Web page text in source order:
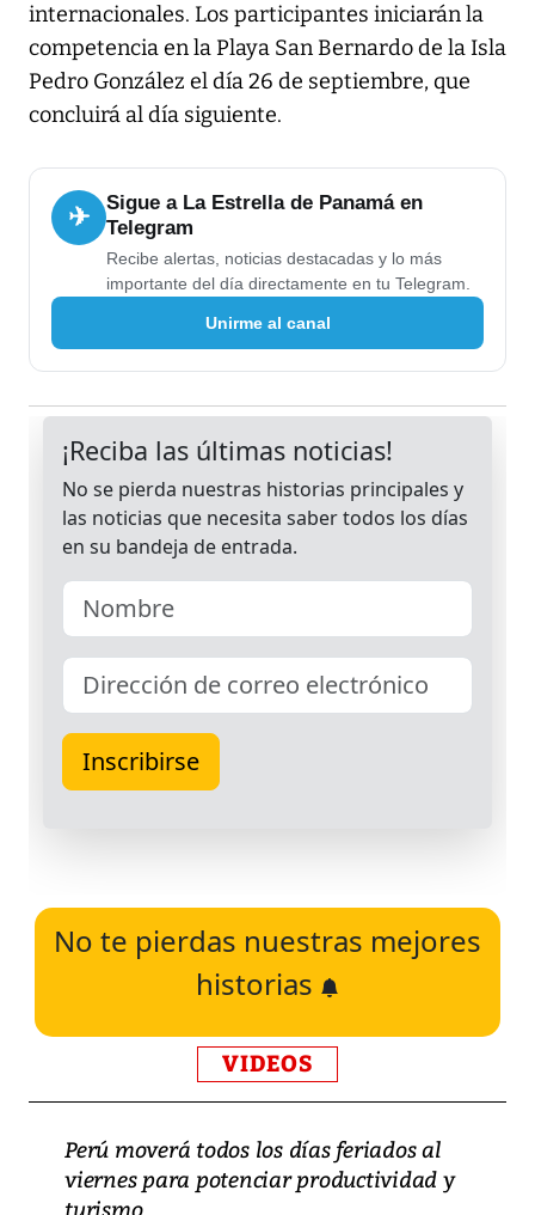
internacionales. Los participantes iniciarán la
competencia en la Playa San Bernardo de la Isla
Pedro González el día 26 de septiembre, que
concluirá al día siguiente.
✈
Sigue a La Estrella de Panamá en
Telegram
Recibe alertas, noticias destacadas y lo más
importante del día directamente en tu Telegram.
Unirme al canal
No te pierdas nuestras mejores
historias
VIDEOS
Perú moverá todos los días feriados al
viernes para potenciar productividad y
turismo